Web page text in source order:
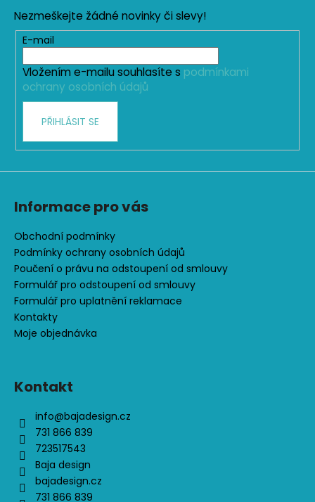
Nezmeškejte žádné novinky či slevy!
E-mail
Vložením e-mailu souhlasíte s podmínkami
ochrany osobních údajů
PŘIHLÁSIT SE
Informace pro vás
Obchodní podmínky
Podmínky ochrany osobních údajů
Poučení o právu na odstoupení od smlouvy
Formulář pro odstoupení od smlouvy
Formulář pro uplatnění reklamace
Kontakty
Moje objednávka
Kontakt
info@bajadesign.cz
731 866 839
723517543
Baja design
bajadesign.cz
731 866 839